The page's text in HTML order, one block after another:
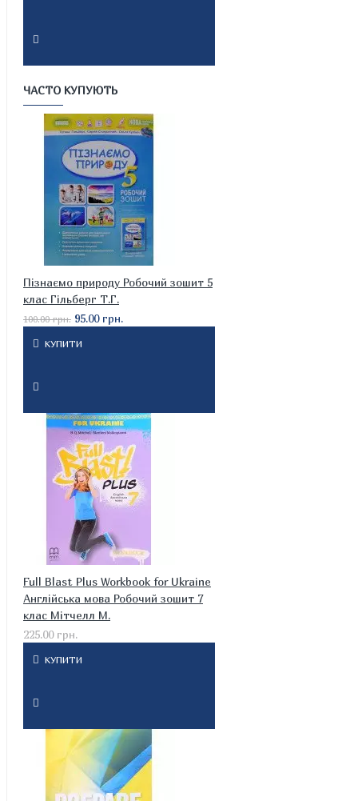
ЧАСТО КУПУЮТЬ
Пізнаємо природу Робочий зошит 5
клас Гільберг Т.Г.
100.00 грн. 95.00 грн.
КУПИТИ
Full Blast Plus Workbook for Ukraine
Англійська мова Робочий зошит 7
клас Мітчелл М.
225.00 грн.
КУПИТИ